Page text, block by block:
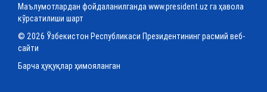
Маълумотлардан фойдаланилганда www.president.uz га ҳавола
кўрсатилиши шарт
© 2026 Ўзбекистон Республикаси Президентининг расмий веб-
сайти
Барча ҳуқуқлар ҳимояланган